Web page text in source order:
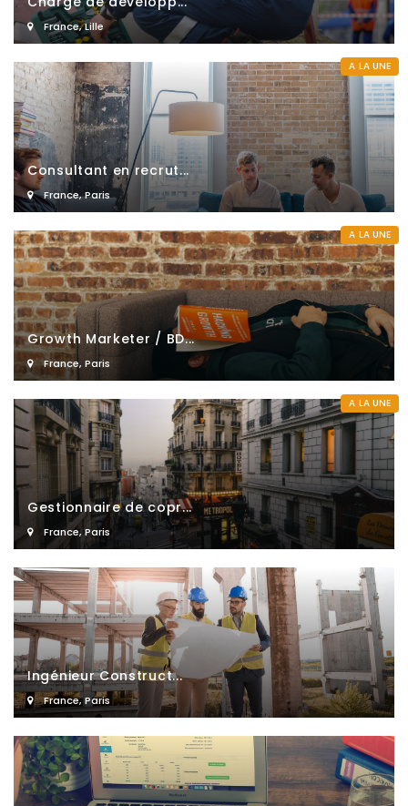
France,Lille
A LA UNE
Consultant en recrut...
France,Paris
A LA UNE
Growth Marketer / BD...
France, Paris
A LA UNE
Gestionnaire de copr...
France,Paris
Ingénieur Construct...
France,Paris